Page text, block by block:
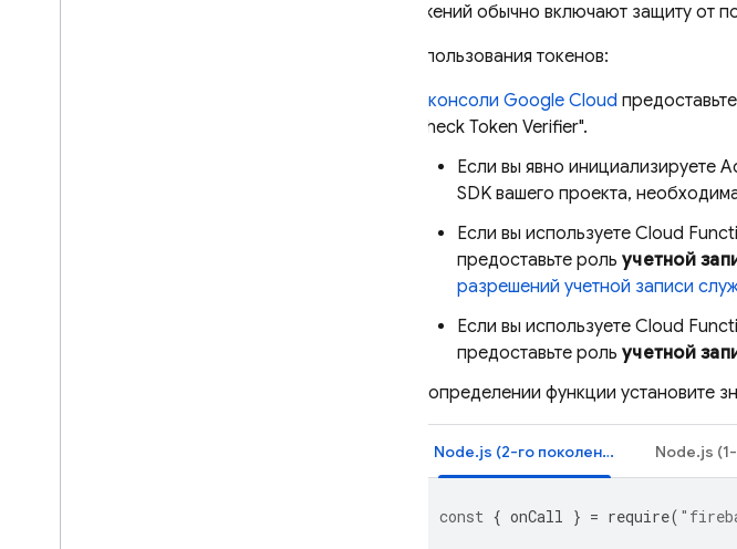
приложений обычно включают защиту от
Для использования токенов:
консоли Google Cloud
Check Token Verifier".
Если вы явно инициализируете
SDK вашего проекта,
Если вы используете Cloud
предоставьте роль учетной
разрешений учетной записи
Если вы используете Cloud
предоставьте роль учетной
В определении функции установите
Node.js (2-го поколения)
const { onCall } = require(